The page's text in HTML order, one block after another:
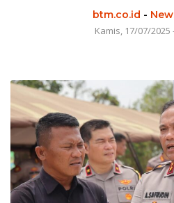
btm.co.id -
Kamis, 17/07/2025